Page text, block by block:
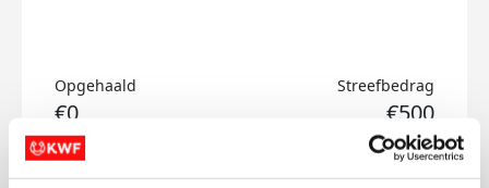
Opgehaald
€0
Streefbedrag
€500
Doneer